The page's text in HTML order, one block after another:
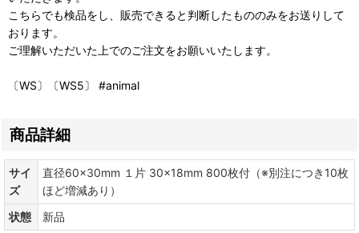
こちらでも検品をし、販売できると判断したもののみをお送りして
おります。
ご理解いただいた上でのご注文をお願いいたします。
〔WS〕〔WS5〕 #animal
商品詳細
サイ
ズ
直径60×30mm １片 30×18mm 800枚付（※別注につき10枚
ほど増減あり）
状態
新品